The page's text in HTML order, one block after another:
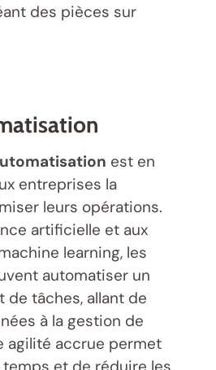
des pièces sur
est en
entreprises la
leurs opérations.
artificielle et aux
learning, les
automatiser un
de tâches, allant de
à la gestion de
agilité accrue permet